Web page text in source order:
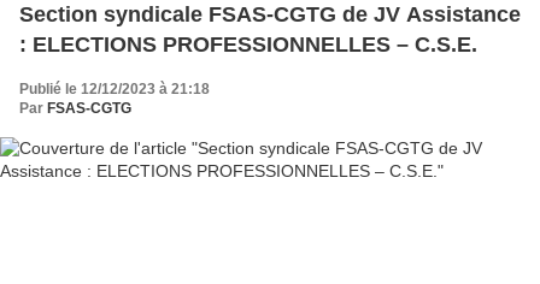
Section syndicale FSAS-CGTG de JV Assistance
: ELECTIONS PROFESSIONNELLES – C.S.E.
Publié le 12/12/2023 à 21:18
Par FSAS-CGTG